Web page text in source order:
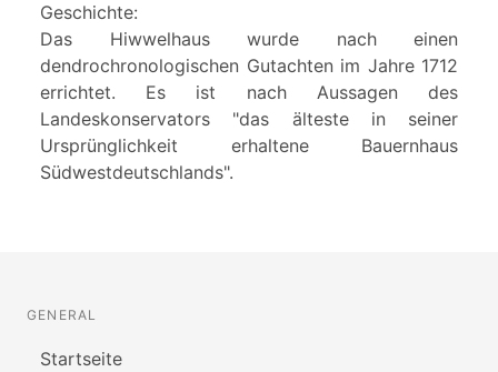
Geschichte:
Das Hiwwelhaus wurde nach einen
dendrochronologischen Gutachten im Jahre 1712
errichtet. Es ist nach Aussagen des
Landeskonservators "das älteste in seiner
Ursprünglichkeit erhaltene Bauernhaus
Südwestdeutschlands".
GENERAL
Startseite